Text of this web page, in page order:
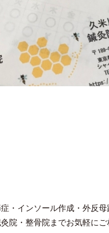
・インソール作成・外反
院・整骨院までお気軽にご